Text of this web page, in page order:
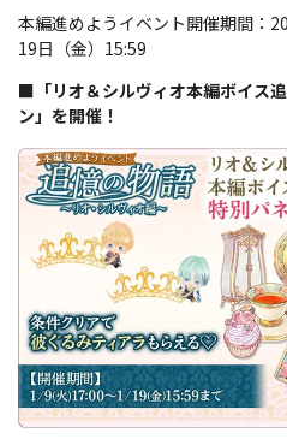
本編進めようイベント開催期間：
19日（金）15:59
■「リオ＆シルヴィオ本編ボイス
ン」を開催！